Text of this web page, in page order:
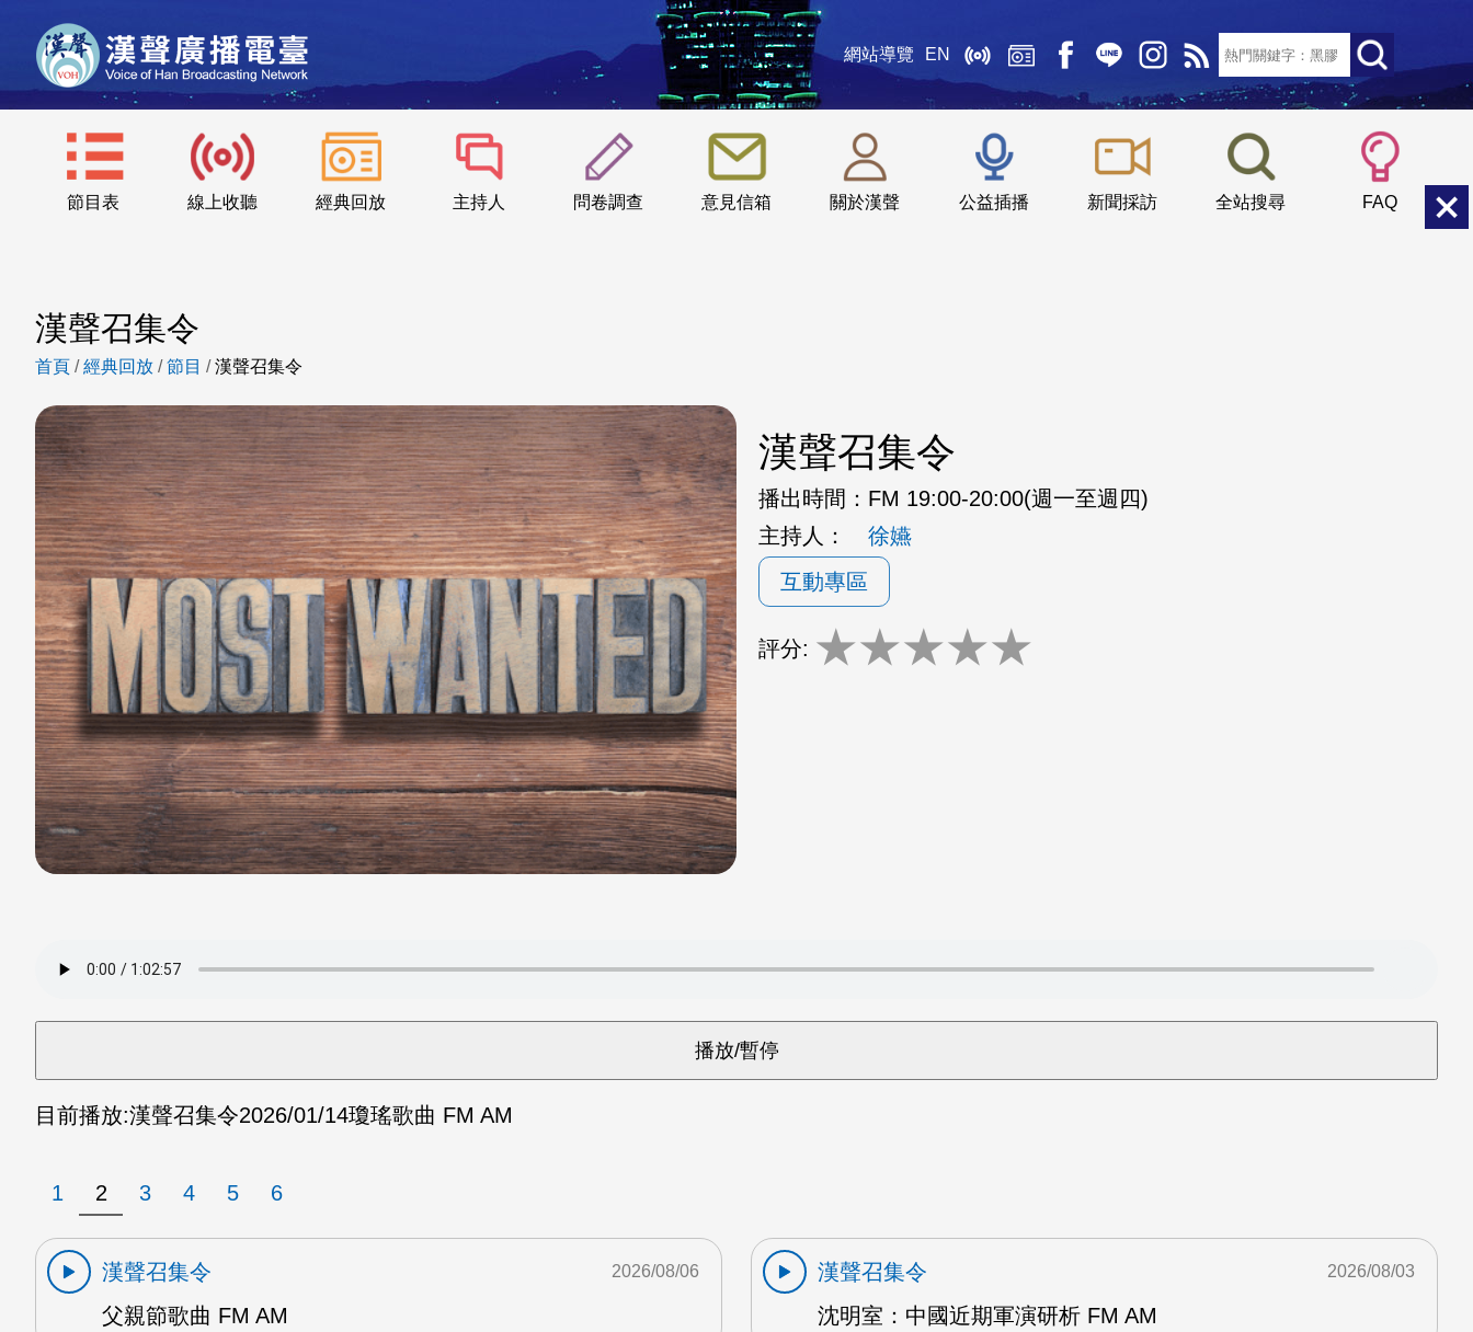
網站導覽 EN
節目表 線上收聽 經典回放 主持人 問卷調查 意見信箱 關於漢聲 公益插播 新聞採訪 全站搜尋 FAQ
::: 小 中
漢聲召集令
首頁 /經典回放 /節目 /漢聲召集令
漢聲召集令
播出時間： FM 19:00-20:00(週一至週四)
主持人：
徐嬿
互動專區
評分: ★★★★★
目前播放:漢聲召集令2026/01/14瓊瑤歌曲 FM AM
1 2 3 4 5 6
漢聲召集令
父親節歌曲 FM AM
2026/08/06
漢聲召集令
沈明室：中國近期軍演研析 FM AM
2026/08/03